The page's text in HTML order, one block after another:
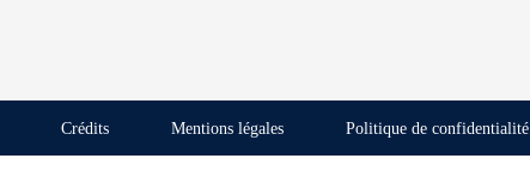
Crédits Mentions légales Politique de confidentialité